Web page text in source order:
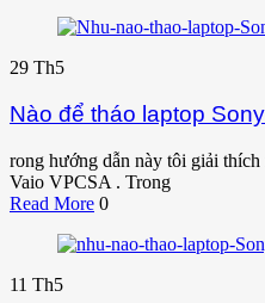
29 Th5
Nào để tháo laptop
rong hướng dẫn này tôi giải
Vaio VPCSA . Trong
Read More 0
11 Th5